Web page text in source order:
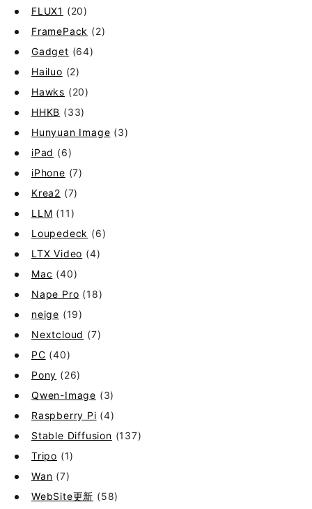
FLUX1 (20)
FramePack (2)
Gadget (64)
Hailuo (2)
Hawks (20)
HHKB (33)
Hunyuan Image (3)
iPad (6)
iPhone (7)
Krea2 (7)
LLM (11)
Loupedeck (6)
LTX Video (4)
Mac (40)
Nape Pro (18)
neige (19)
Nextcloud (7)
PC (40)
Pony (26)
Qwen-Image (3)
Raspberry Pi (4)
Stable Diffusion (137)
Tripo (1)
Wan (7)
WebSite更新 (58)